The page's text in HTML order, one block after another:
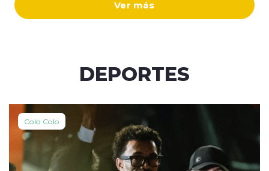
Ver más
DEPORTES
Colo Colo